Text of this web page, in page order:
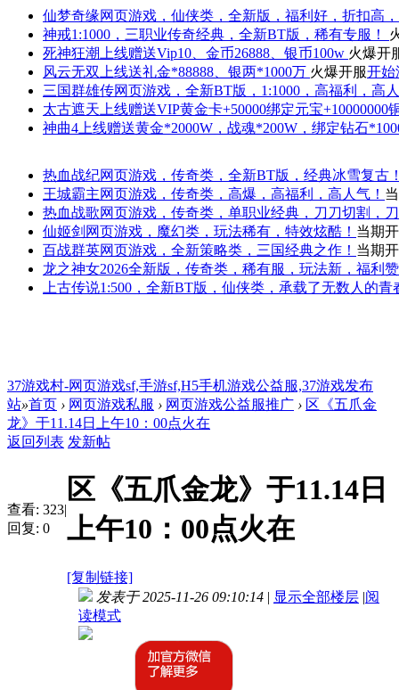
仙梦奇缘网页游戏，仙侠类，全新版，福利好，折扣高
神戒1:1000，三职业传奇经典，全新BT版，稀有专服！
死神狂潮 上线赠送Vip10、金币26888、银币100w 火爆开
风云无双 上线送礼金*88888、银两*1000万 火爆开服开始
三国群雄传网页游戏，全新BT版，1:1000，高福利，高
太古遮天 上线赠送VIP黄金卡+50000绑定元宝+10000000
神曲4 上线赠送黄金*2000W，战魂*200W，绑定钻石
热血战纪网页游戏，传奇类，全新BT版，经典冰雪复古
王城霸主网页游戏，传奇类，高爆，高福利，高人气！
热血战歌网页游戏，传奇类，单职业经典，刀刀切割，
仙姬剑 网页游戏，魔幻类，玩法稀有，特效炫酷！ 当期
百战群英网页游戏，全新策略类，三国经典之作！ 当期
龙之神女2026全新版，传奇类，稀有服，玩法新，福利
上古传说1:500，全新BT版，仙侠类，承载了无数人的青
37游戏村-网页游戏sf,手游sf,H5手机游戏公益服,37游戏发布
站»首页 › 网页游戏私服 › 网页游戏公益服推广 › 区《五爪金
龙》于11.14日上午10：00点火在
返回列表 发新帖
查看: 323|
回复: 0
区《五爪金龙》于11.14日
上午10：00点火在
[复制链接]
发表于 2025-11-26 09:10:14 | 显示全部楼层 |阅
读模式